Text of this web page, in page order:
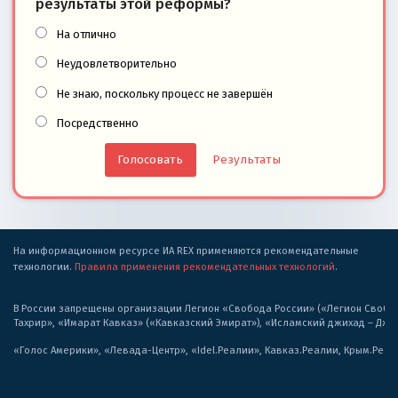
результаты этой реформы?
На отлично
Неудовлетворительно
Не знаю, поскольку процесс не завершён
Посредственно
Результаты
На информационном ресурсе ИА REX применяются рекомендательные
технологии. Правила применения рекомендательных технологий.
В России запрещены организации Легион «Свобода России» («Легион
Тахрир», «Имарат Кавказ» («Кавказский Эмират»), «Исламский джихад –
«Голос Америки», «Левада-Центр», «Idel.Реалии», Кавказ.Реалии,